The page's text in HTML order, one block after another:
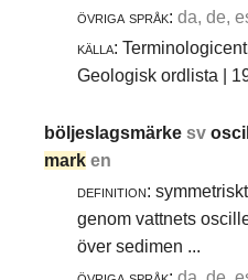
övriga språk: da, de,
källa:
Geologisk ordlista |
böljeslagsmärkesv
mark en
definition:
genom vattnets
över sedimen ...